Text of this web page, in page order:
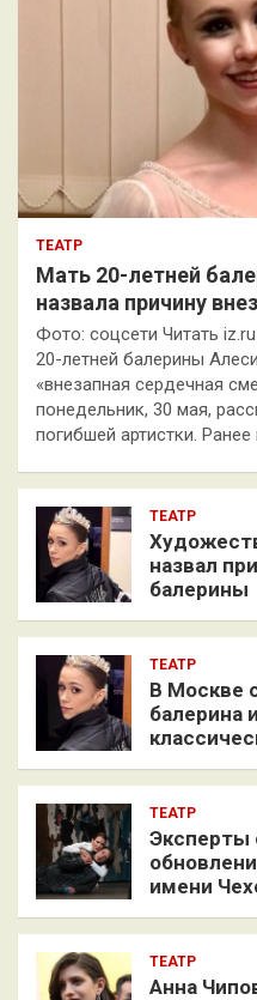
ТЕАТР
Мать 20-летней
назвала причину
Фото: соцсети Читать
20-летней балерины
«внезапная сердечная
понедельник, 30 мая,
погибшей артистки. Ранее
ТЕАТР
назвал
балерины
ТЕАТР
В Москве
балерина
ТЕАТР
Эксперты
имени
ТЕАТР
Анна